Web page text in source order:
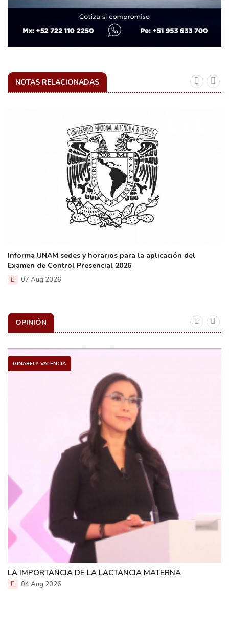
NOTAS RELACIONADAS
Informa UNAM sedes y horarios para la aplicación del
Examen de Control Presencial 2026
07 Aug 2026
OPINIÓN
GINARELY VALENCIA
LA IMPORTANCIA DE LA LACTANCIA MATERNA
04 Aug 2026